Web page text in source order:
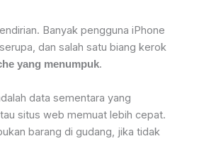
Banyak pengguna iPhone
dan salah satu biang kerok
yang menumpuk.
data sementara yang
situs web memuat lebih cepat.
barang di gudang, jika tidak